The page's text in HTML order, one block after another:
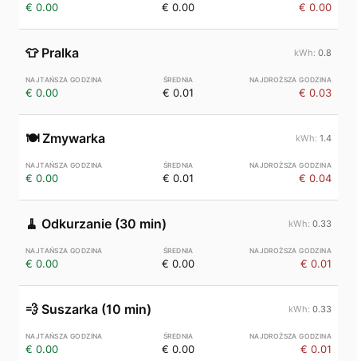
€ 0.00 € 0.00 € 0.00
👕 Pralka 0.8
€ 0.00 € 0.01 € 0.03
🍽️ Zmywarka 1.4
€ 0.00 € 0.01 € 0.04
🧹 Odkurzanie (30 min) 0.33
€ 0.00 € 0.00 € 0.01
💨 Suszarka (10 min) 0.33
€ 0.00 € 0.00 € 0.01